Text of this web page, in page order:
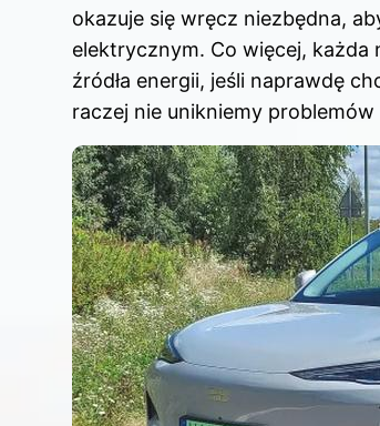
okazuje się wręcz niezbędna,
elektrycznym. Co więcej, każda
źródła energii, jeśli naprawdę
raczej nie unikniemy